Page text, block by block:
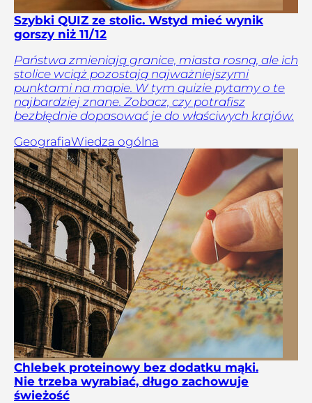
Szybki QUIZ ze stolic. Wstyd mieć wynik
gorszy niż 11/12
Państwa zmieniają granice, miasta rosną, ale ich
stolice wciąż pozostają najważniejszymi
punktami na mapie. W tym quizie pytamy o te
najbardziej znane. Zobacz, czy potrafisz
bezbłędnie dopasować je do właściwych krajów.
GeografiaWiedza ogólna
Chlebek proteinowy bez dodatku mąki.
Nie trzeba wyrabiać, długo zachowuje
świeżość